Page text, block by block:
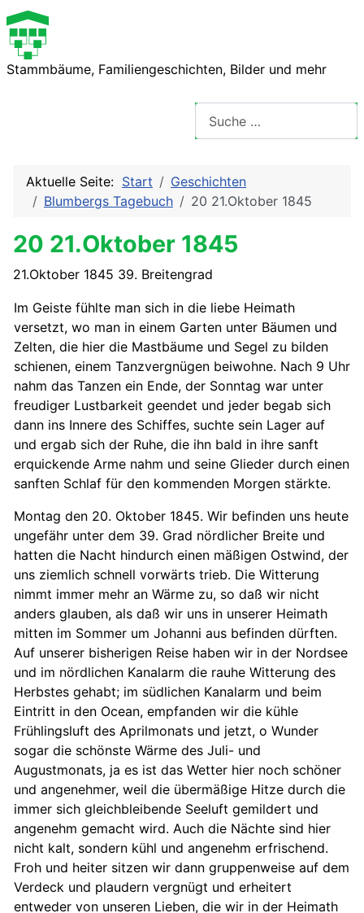
Stammbäume, Familiengeschichten, Bilder und mehr
Aktuelle Seite: Start
Geschichten
Blumbergs Tagebuch
20 21.Oktober 1845
20 21.Oktober 1845
21.Oktober 1845 39. Breitengrad
Im Geiste fühlte man sich in die liebe Heimath
versetzt, wo man in einem Garten unter Bäumen und
Zelten, die hier die Mastbäume und Segel zu bilden
schienen, einem Tanzvergnügen beiwohne. Nach 9 Uhr
nahm das Tanzen ein Ende, der Sonntag war unter
freudiger Lustbarkeit geendet und jeder begab sich
dann ins Innere des Schiffes, suchte sein Lager auf
und ergab sich der Ruhe, die ihn bald in ihre sanft
erquickende Arme nahm und seine Glieder durch einen
sanften Schlaf für den kommenden Morgen stärkte.
Montag den 20. Oktober 1845. Wir befinden uns heute
ungefähr unter dem 39. Grad nördlicher Breite und
hatten die Nacht hindurch einen mäßigen Ostwind, der
uns ziemlich schnell vorwärts trieb. Die Witterung
nimmt immer mehr an Wärme zu, so daß wir nicht
anders glauben, als daß wir uns in unserer Heimath
mitten im Sommer um Johanni aus befinden dürften.
Auf unserer bisherigen Reise haben wir in der Nordsee
und im nördlichen Kanalarm die rauhe Witterung des
Herbstes gehabt; im südlichen Kanalarm und beim
Eintritt in den Ocean, empfanden wir die kühle
Frühlingsluft des Aprilmonats und jetzt, o Wunder
sogar die schönste Wärme des Juli- und
Augustmonats, ja es ist das Wetter hier noch schöner
und angenehmer, weil die übermäßige Hitze durch die
immer sich gleichbleibende Seeluft gemildert und
angenehm gemacht wird. Auch die Nächte sind hier
nicht kalt, sondern kühl und angenehm erfrischend.
Froh und heiter sitzen wir dann gruppenweise auf dem
Verdeck und plaudern vergnügt und erheitert
entweder von unseren Lieben, die wir in der Heimath